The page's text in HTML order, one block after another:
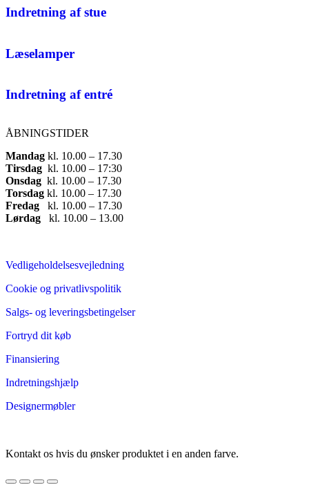
Indretning af stue
Læselamper
Indretning af entré
ÅBNINGSTIDER
Mandag ​ kl. 10.00 – 17.30​
Tirsdag ​ kl. 10.00 – 17:30​
Onsdag ​ kl. 10.00 – 17.30​
Torsdag ​ kl. 10.00 – 17.30​
Fredag ​ kl. 10.00 – 17.30​
Lørdag ​ kl. 10.00 – 13.00
Vedligeholdelsesvejledning
Cookie og privatlivspolitik
Salgs- og leveringsbetingelser
Fortryd dit køb
Finansiering
Indretningshjælp
Designermøbler
Kontakt os hvis du ønsker produktet i en anden farve.